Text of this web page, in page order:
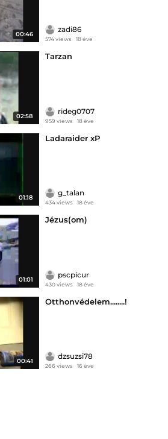
00:46
zadi86
574 views 18 éve
02:58
Tarzan
rideg0707
959 views 18 éve
01:18
Ladaraider xP
g_talan
434 views 18 éve
01:01
Jézus(om)
pscpicur
430 views 18 éve
00:41
Otthonvédelem........!
dzsuzsi78
266 views 16 éve